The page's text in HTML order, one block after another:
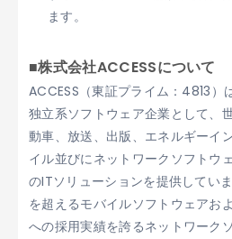
ます。
■株式会社ACCESSについて
ACCESS（東証プライム：4813）
独立系ソフトウェア企業として、
動車、放送、出版、エネルギーイ
イル並びにネットワークソフトウ
のITソリューションを提供してい
を超えるモバイルソフトウェアお
への採用実績を誇るネットワーク